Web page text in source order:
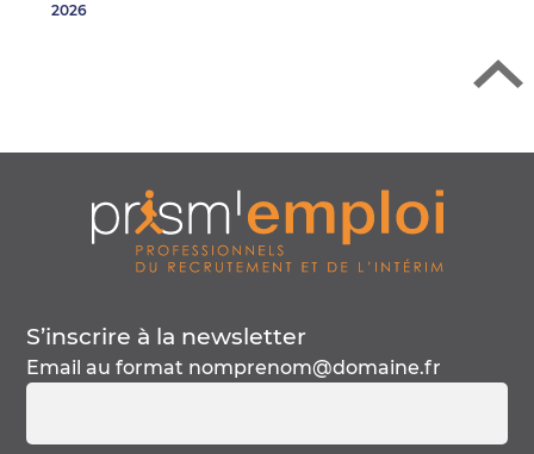
2026
S’inscrire à la newsletter
Email au format nomprenom@domaine.fr